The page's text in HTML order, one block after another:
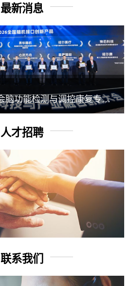
最新消息
2026中国康复医学会脑功能检测与调控康复专业委员会学术年会丨脑客中国：脑机接口——EEG驱动TMS闭环调控工作坊
人才招聘
联系我们